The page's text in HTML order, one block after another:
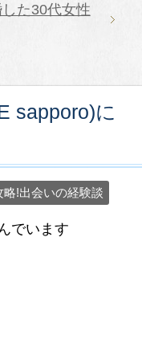
た30代女性
sapporo)に
略!出会いの経験談
でいます